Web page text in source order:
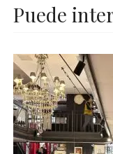
Puede